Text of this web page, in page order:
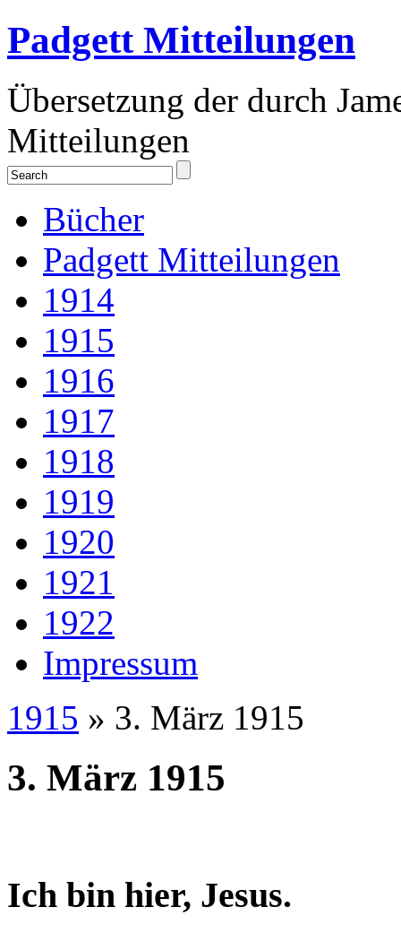
Padgett Mitteilungen
Übersetzung der durch
Mitteilungen
Bücher
Padgett Mitteilungen
1914
1915
1916
1917
1918
1919
1920
1921
1922
Impressum
1915 » 3. März 1915
3. März 1915
Ich bin hier, Jesus.